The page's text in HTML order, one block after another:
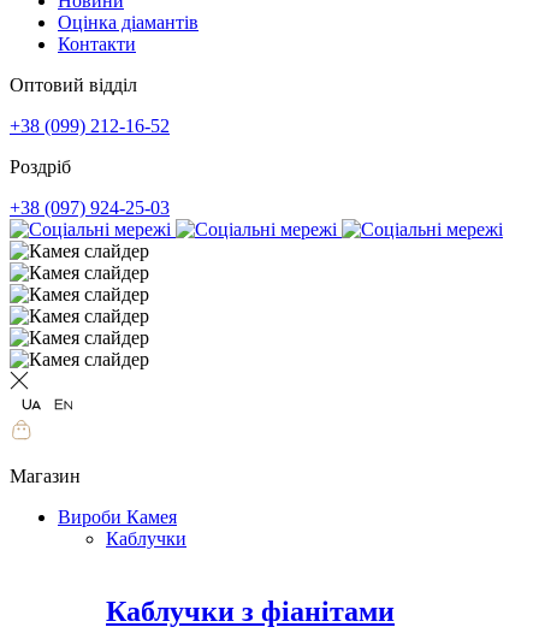
Оцінка діамантів
Контакти
Оптовий відділ
+38 (099) 212-16-52
Роздріб
+38 (097) 924-25-03
Магазин
Вироби Камея
Каблучки
Каблучки з фіанітами